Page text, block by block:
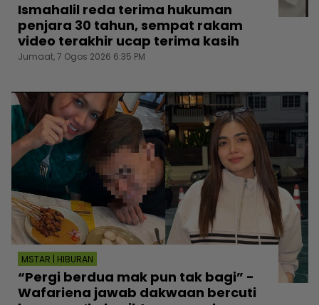
Ismahalil reda terima hukuman
penjara 30 tahun, sempat rakam
video terakhir ucap terima kasih
Jumaat, 7 Ogos 2026 6:35 PM
MSTAR | HIBURAN
“Pergi berdua mak pun tak bagi” -
Wafariena jawab dakwaan bercuti